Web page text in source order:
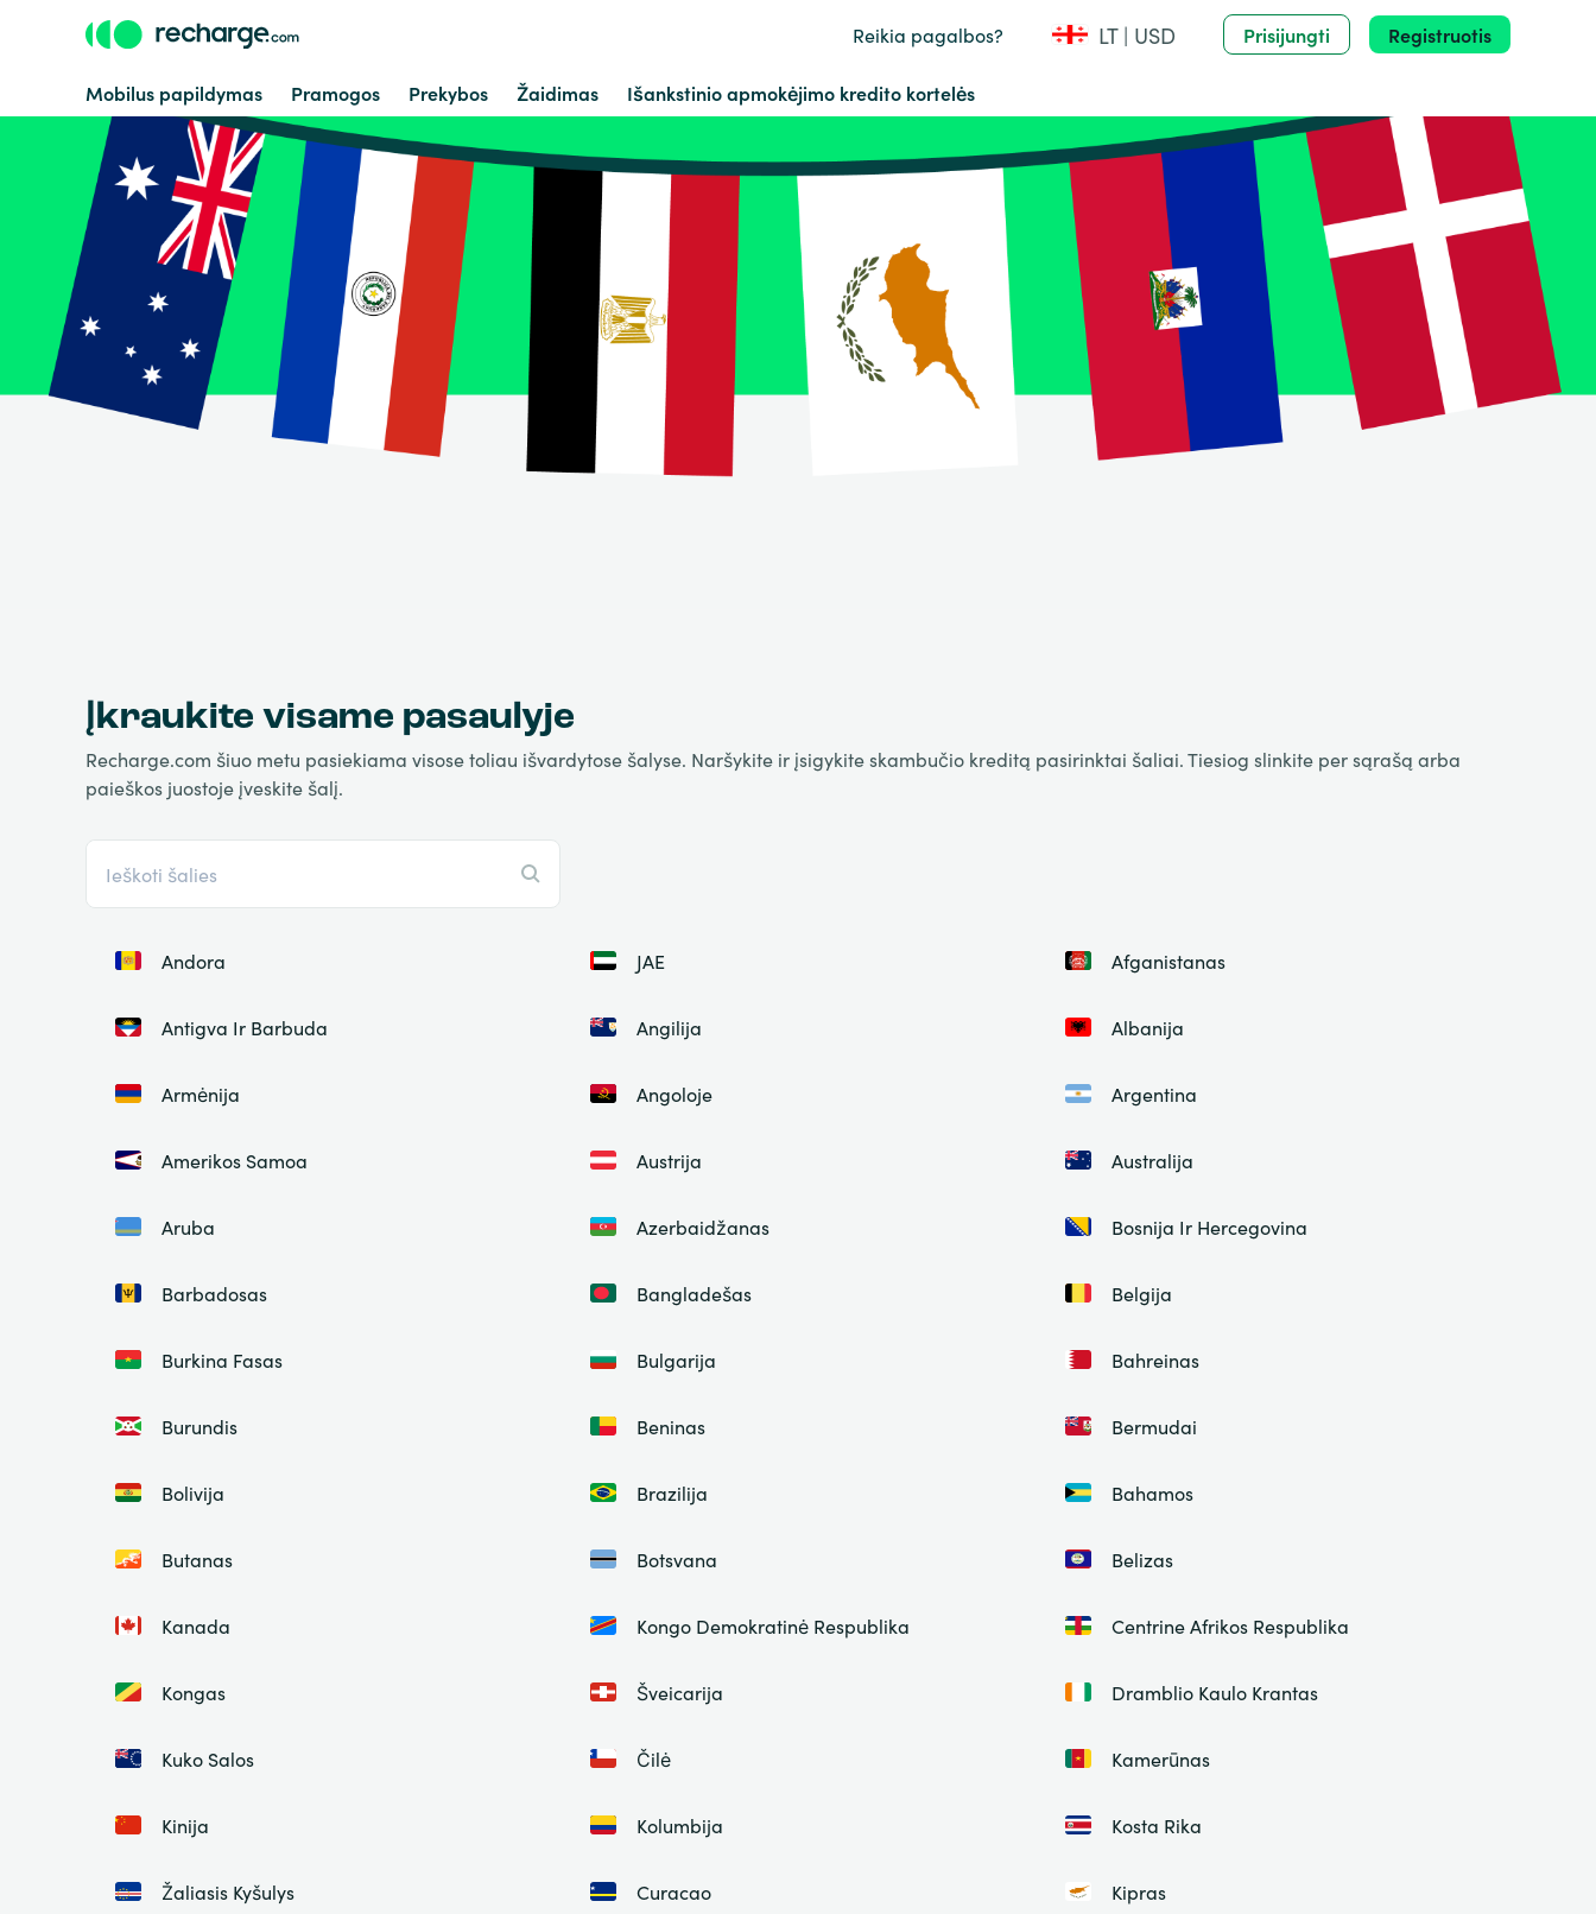
Reikia pagalbos? LT | USD Prisijungti Registruotis
Mobilus papildymas Pramogos Prekybos Žaidimas Išankstinio apmokėjimo kredito kortelės
Įkraukite visame pasaulyje
Recharge.com šiuo metu pasiekiama visose toliau išvardytose šalyse. Naršykite ir įsigykite skambučio kreditą pasirinktai šaliai. Tiesiog slinkite per sąrašą arba
paieškos juostoje įveskite šalį.
Andora JAE Afganistanas
Antigva Ir Barbuda Angilija Albanija
Armėnija Angoloje Argentina
Amerikos Samoa Austrija Australija
Aruba Azerbaidžanas Bosnija Ir Hercegovina
Barbadosas Bangladešas Belgija
Burkina Fasas Bulgarija Bahreinas
Burundis Beninas Bermudai
Bolivija Brazilija Bahamos
Butanas Botsvana Belizas
Kanada Kongo Demokratinė Respublika Centrine Afrikos Respublika
Kongas Šveicarija Dramblio Kaulo Krantas
Kuko Salos Čilė Kamerūnas
Kinija Kolumbija Kosta Rika
Žaliasis Kyšulys Curacao Kipras